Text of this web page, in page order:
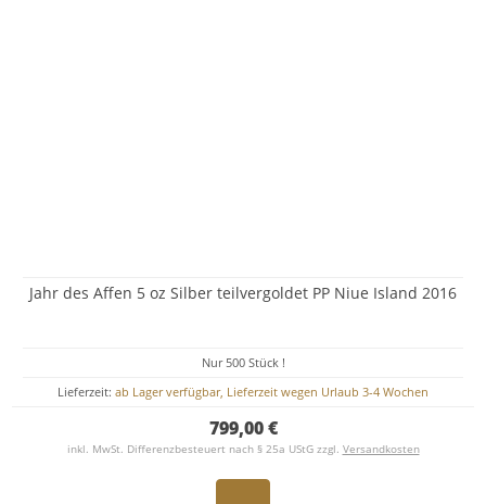
Jahr des Affen 5 oz Silber teilvergoldet PP Niue Island 2016
Nur 500 Stück !
Lieferzeit: ab Lager verfügbar, Lieferzeit wegen Urlaub 3-4 Wochen
799,00 €
inkl. MwSt. Differenzbesteuert nach § 25a UStG zzgl. Versandkosten